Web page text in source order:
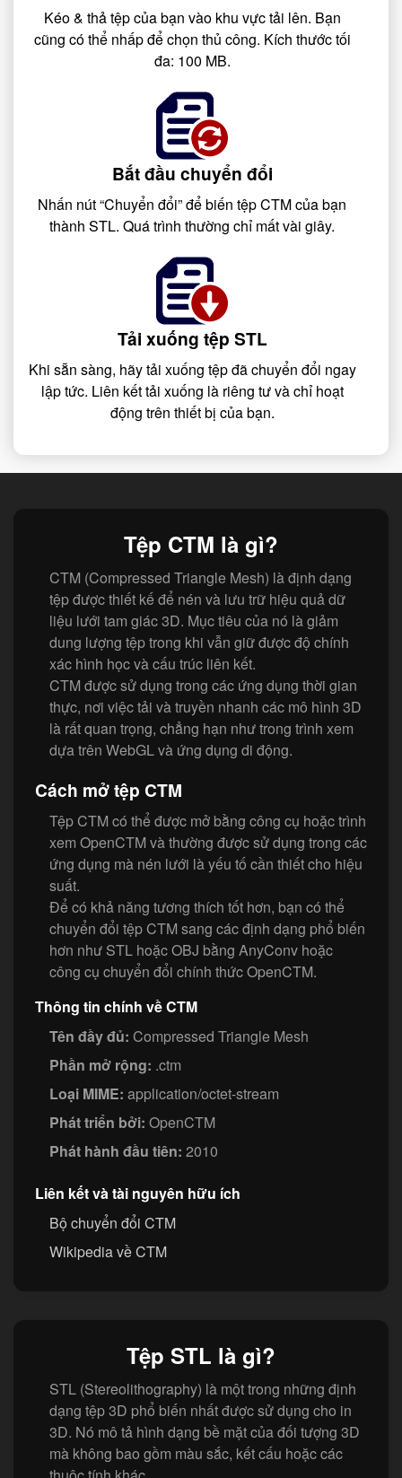
Kéo & thả tệp của bạn vào khu vực tải lên. Bạn
cũng có thể nhấp để chọn thủ công. Kích thước tối
đa: 100 MB.
Bắt đầu chuyển đổi
Nhấn nút “Chuyển đổi” để biến tệp CTM của bạn
thành STL. Quá trình thường chỉ mất vài giây.
Tải xuống tệp STL
Khi sẵn sàng, hãy tải xuống tệp đã chuyển đổi ngay
lập tức. Liên kết tải xuống là riêng tư và chỉ hoạt
động trên thiết bị của bạn.
Tệp CTM là gì?
CTM (Compressed Triangle Mesh) là định dạng
tệp được thiết kế để nén và lưu trữ hiệu quả dữ
liệu lưới tam giác 3D. Mục tiêu của nó là giảm
dung lượng tệp trong khi vẫn giữ được độ chính
xác hình học và cấu trúc liên kết.
CTM được sử dụng trong các ứng dụng thời gian
thực, nơi việc tải và truyền nhanh các mô hình 3D
là rất quan trọng, chẳng hạn như trong trình xem
dựa trên WebGL và ứng dụng di động.
Cách mở tệp CTM
Tệp CTM có thể được mở bằng công cụ hoặc trình
xem OpenCTM và thường được sử dụng trong các
ứng dụng mà nén lưới là yếu tố cần thiết cho hiệu
suất.
Để có khả năng tương thích tốt hơn, bạn có thể
chuyển đổi tệp CTM sang các định dạng phổ biến
hơn như STL hoặc OBJ bằng AnyConv hoặc
công cụ chuyển đổi chính thức OpenCTM.
Thông tin chính về CTM
Tên đầy đủ: Compressed Triangle Mesh
Phần mở rộng: .ctm
Loại MIME: application/octet-stream
Phát triển bởi: OpenCTM
Phát hành đầu tiên: 2010
Liên kết và tài nguyên hữu ích
Bộ chuyển đổi CTM
Wikipedia về CTM
Tệp STL là gì?
STL (Stereolithography) là một trong những định
dạng tệp 3D phổ biến nhất được sử dụng cho in
3D. Nó mô tả hình dạng bề mặt của đối tượng 3D
mà không bao gồm màu sắc, kết cấu hoặc các